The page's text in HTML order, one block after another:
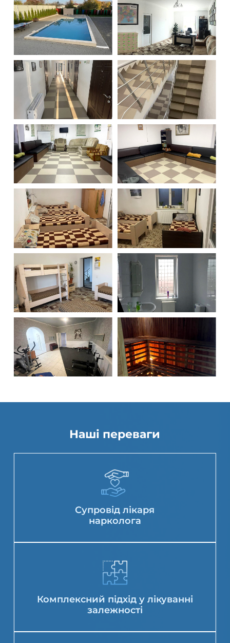
Наші переваги
Супровід лікаря
нарколога
Комплексний підхід у лікуванні
залежності